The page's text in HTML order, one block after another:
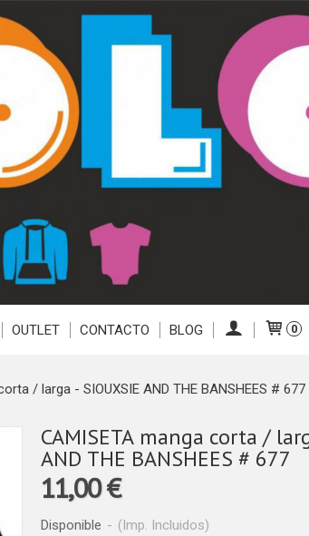
OUTLET CONTACTO BLOG 0
/ larga - SIOUXSIE AND THE BANSHEES # 677
CAMISETA manga corta /
AND THE BANSHEES # 677
11,00 €
Disponible - (Imp. Incluidos)